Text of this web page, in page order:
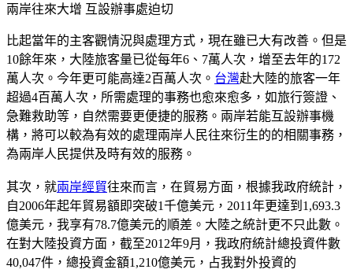
兩岸往來大增 互設辦事處迫切
比起當年的主客觀情況與處理方式，現在雖已大有改善。但是
10餘年來，大陸旅客量已從每年6、7萬人次，增至去年的172
萬人次。今年更可能高達2百萬人次。 台灣赴大陸的旅客一年
超過4百萬人次，所需處理的事務也愈來愈多，如旅行簽證、
急難救助等，自然需要更便捷的服務。兩岸若能互設辦事機
構，將可以較為有效的處理兩岸人民往來衍生的的相關事務，
為兩岸人民提供及時有效的服務。
其次，就兩岸經貿往來而言，在貿易方面，根據我政府統計，
自2006年起年貿易額即突破1千億美元，2011年更達到1,693.3
億美元，我享有78.7億美元的順差。大陸之統計更不只此數。
在對大陸投資方面，截至2012年9月，我政府統計總投資件數
40,047件，總投資金額1,210億美元，占我對外投資的